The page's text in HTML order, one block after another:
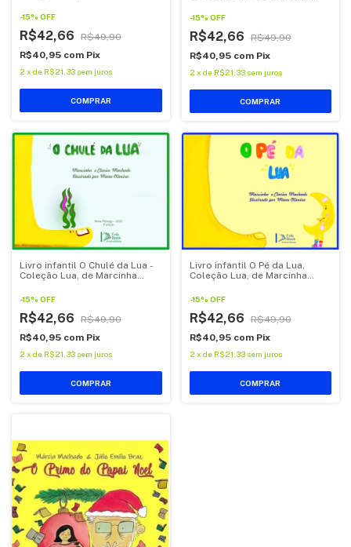
-15% OFF
R$42,66
R$49,90
R$40,95 com Pix
2 x de R$21,33 sem juros
-15% OFF
R$42,66
R$49,90
R$40,95 com Pix
2 x de R$21,33 sem juros
Livro infantil O Chulé da Lua -
Coleção Lua, de Marcinha
-15% OFF
R$42,66
R$49,90
R$40,95 com Pix
2 x de R$21,33 sem juros
Livro infantil O Pé da Lua,
Coleção Lua, de Marcinha
-15% OFF
R$42,66
R$49,90
R$40,95 com Pix
2 x de R$21,33 sem juros